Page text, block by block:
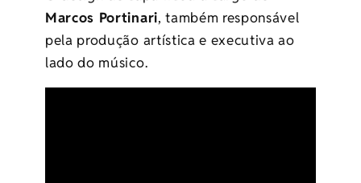
Marcos Portinari, também responsável
pela produção artística e executiva ao
lado do músico.